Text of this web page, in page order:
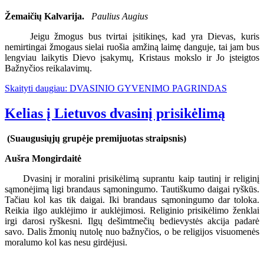
Žemaičių Kalvarija. Paulius Augius
Jeigu žmogus bus tvirtai įsitikinęs, kad yra Dievas, kuris
nemirtingai žmogaus sielai ruošia amžiną laimę danguje, tai jam bus
lengviau laikytis Dievo įsakymų, Kristaus mokslo ir Jo įsteigtos
Bažnyčios reikalavimų.
Skaityti daugiau: DVASINIO GYVENIMO PAGRINDAS
Kelias į Lietuvos dvasinį prisikėlimą
(Suaugusiųjų grupėje premijuotas straipsnis)
Aušra Mongirdaitė
Dvasinį ir moralini prisikėlimą suprantu kaip tautinį ir religinį
sąmonėjimą ligi brandaus sąmoningumo. Tautiškumo daigai ryškūs.
Tačiau kol kas tik daigai. Iki brandaus sąmoningumo dar toloka.
Reikia ilgo auklėjimo ir auklėjimosi. Religinio prisikėlimo ženklai
irgi darosi ryškesni. Ilgų dešimtmečių bedievystės akcija padarė
savo. Dalis žmonių nutolę nuo bažnyčios, o be religijos visuomenės
moralumo kol kas nesu girdėjusi.